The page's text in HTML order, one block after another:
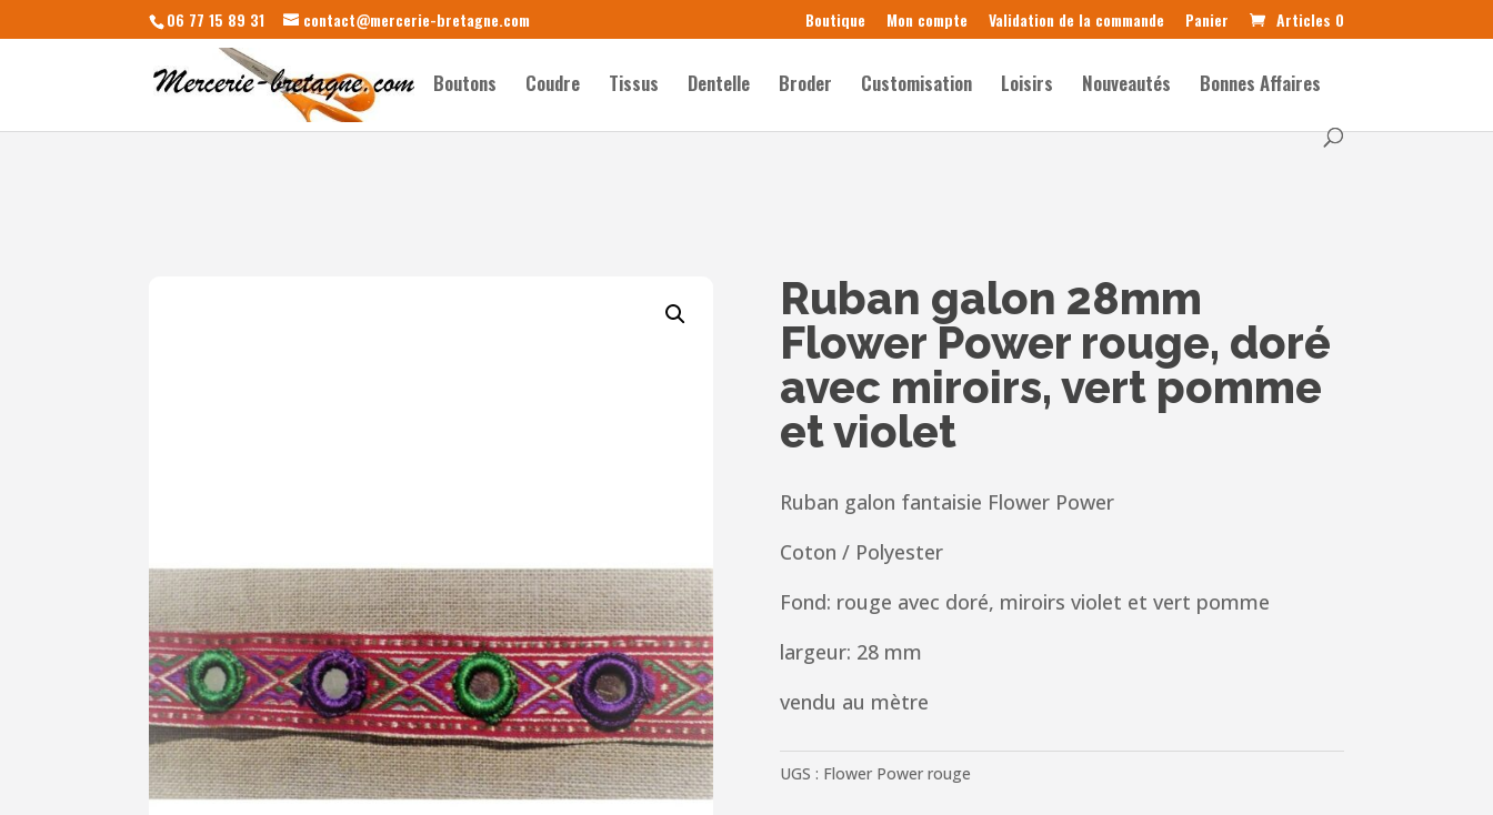
06 77 15 89 31 contact@mercerie-bretagne.com Boutique Mon compte Validation de la commande Panier Articles 0
Boutons Coudre Tissus Dentelle Broder Customisation Loisirs Nouveautés Bonnes Affaires
Ruban galon 28mm
Flower Power rouge, doré
avec miroirs, vert pomme
et violet
Ruban galon fantaisie Flower Power
Coton / Polyester
Fond: rouge avec doré, miroirs violet et vert pomme
largeur: 28 mm
vendu au mètre
UGS : Flower Power rouge